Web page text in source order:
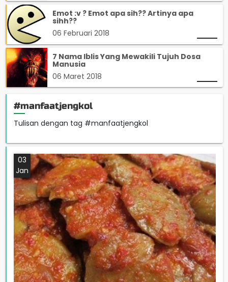
Emot :v ? Emot apa sih?? Artinya apa
sihh??
06 Februari 2018
7 Nama Iblis Yang Mewakili Tujuh Dosa
Manusia
06 Maret 2018
#manfaatjengkol
Tulisan dengan tag #manfaatjengkol
03
Jan